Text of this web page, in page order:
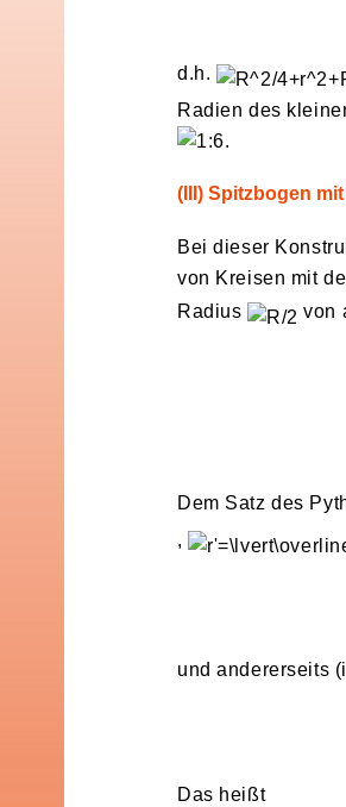
d.h.
Radien des
.
(III) Spitzbogen
Bei dieser
von Kreisen mit
Radius
von
Dem Satz des
,
und andererseits
Das heißt